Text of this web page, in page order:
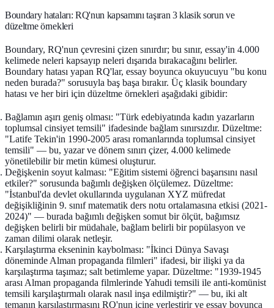
Boundary hataları: RQ'nun kapsamını taşıran 3 klasik sorun ve
düzeltme örnekleri
Boundary, RQ'nun çevresini çizen sınırdır; bu sınır, essay'in 4.000
kelimede neleri kapsayıp neleri dışarıda bırakacağını belirler.
Boundary hatası yapan RQ'lar, essay boyunca okuyucuyu "bu konu
neden burada?" sorusuyla baş başa bırakır. Üç klasik boundary
hatası ve her biri için düzeltme örnekleri aşağıdaki gibidir:
Bağlamın aşırı geniş olması: "Türk edebiyatında kadın yazarların
toplumsal cinsiyet temsili" ifadesinde bağlam sınırsızdır. Düzeltme:
"Latife Tekin'in 1990-2005 arası romanlarında toplumsal cinsiyet
temsili" — bu, yazar ve dönem sınırı çizer, 4.000 kelimede
yönetilebilir bir metin kümesi oluşturur.
Değişkenin soyut kalması: "Eğitim sistemi öğrenci başarısını nasıl
etkiler?" sorusunda bağımlı değişken ölçülemez. Düzeltme:
"İstanbul'da devlet okullarında uygulanan XYZ müfredat
değişikliğinin 9. sınıf matematik ders notu ortalamasına etkisi (2021-
2024)" — burada bağımlı değişken somut bir ölçüt, bağımsız
değişken belirli bir müdahale, bağlam belirli bir popülasyon ve
zaman dilimi olarak netleşir.
Karşılaştırma ekseninin kaybolması: "İkinci Dünya Savaşı
döneminde Alman propaganda filmleri" ifadesi, bir ilişki ya da
karşılaştırma taşımaz; salt betimleme yapar. Düzeltme: "1939-1945
arası Alman propaganda filmlerinde Yahudi temsili ile anti-komünist
temsili karşılaştırmalı olarak nasıl inşa edilmiştir?" — bu, iki alt
temanın karşılaştırmasını RQ'nun içine yerleştirir ve essay boyunca